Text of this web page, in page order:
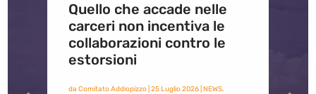
Quello che accade nelle
carceri non incentiva le
collaborazioni contro le
estorsioni
da Comitato Addiopizzo| 25 Luglio 2026| NEWS,